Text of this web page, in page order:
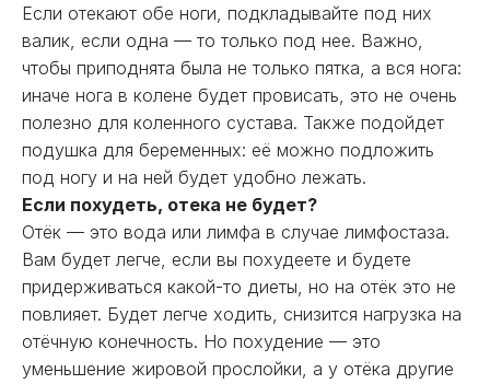
Если отекают обе ноги, подкладывайте под них
валик, если одна — то только под нее. Важно,
чтобы приподнята была не только пятка, а вся нога:
иначе нога в колене будет провисать, это не очень
полезно для коленного сустава. Также подойдет
подушка для беременных: её можно подложить
под ногу и на ней будет удобно лежать.
Если похудеть, отека не будет?
Отёк — это вода или лимфа в случае лимфостаза.
Вам будет легче, если вы похудеете и будете
придерживаться какой-то диеты, но на отёк это не
повлияет. Будет легче ходить, снизится нагрузка на
отёчную конечность. Но похудение — это
уменьшение жировой прослойки, а у отёка другие